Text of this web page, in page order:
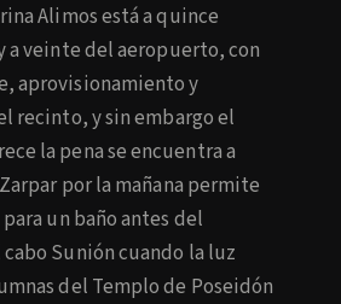
Alimos está a quince
veinte del aeropuerto, con
aprovisionamiento y
recinto, y sin embargo el
la pena se encuentra a
por la mañana permite
un baño antes del
Sunión cuando la luz
del Templo de Poseidón